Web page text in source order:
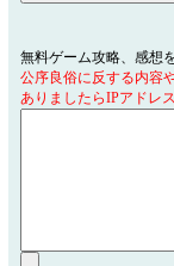
無料ゲーム攻略、感想
公序良俗に反する内容
ありましたらIPアドレ